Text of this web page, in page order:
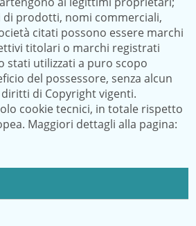
prodotti, nomi commerciali,
citati possono essere marchi
titolari o marchi registrati
stati utilizzati a puro scopo
del possessore, senza alcun
di Copyright vigenti.
cookie tecnici, in totale rispetto
Maggiori dettagli alla pagina: